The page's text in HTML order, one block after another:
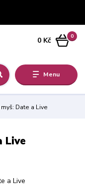
Menu
0
0 Kč
Date a Live
Live